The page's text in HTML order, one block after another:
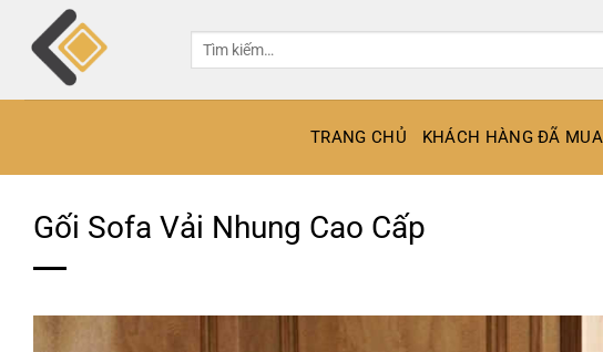
dung
Tìm
TRANG CHỦ KHÁCH HÀNG ĐÃ MUA
Gối Sofa Vải Nhung Cao Cấp